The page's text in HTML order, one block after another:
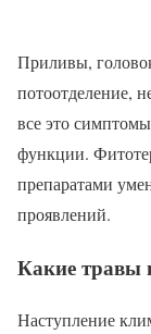
Приливы,
потоотделение,
все это
функции.
препаратами
проявлений.
Какие травы
Наступление